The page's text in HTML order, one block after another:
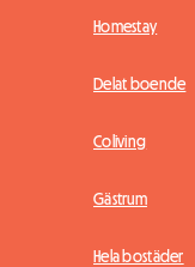
Homestay
Delat boende
Coliving
Gästrum
Hela bostäder